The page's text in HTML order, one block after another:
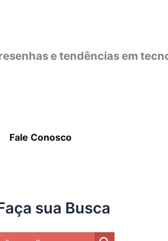
e tendências em
Fale Conosco
sua Busca